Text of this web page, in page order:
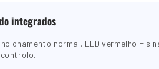
integrados
normal. LED vermelho =